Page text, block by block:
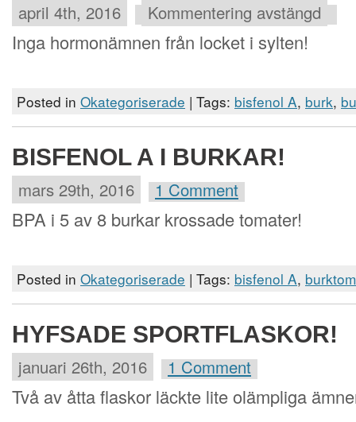
april 4th, 2016 Kommentering avstängd
Inga hormonämnen från locket i sylten!
Posted in Okategoriserade | Tags: bisfenol A, burk,
BISFENOL A I BURKAR!
mars 29th, 2016 1 Comment
BPA i 5 av 8 burkar krossade tomater!
Posted in Okategoriserade | Tags: bisfenol A,
HYFSADE SPORTFLASKOR!
januari 26th, 2016 1 Comment
Två av åtta flaskor läckte lite olämpliga